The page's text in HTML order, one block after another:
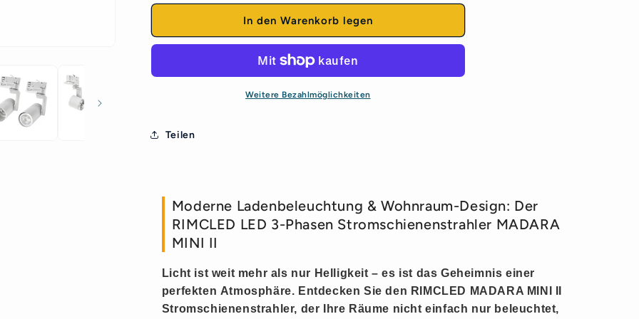
MINI
LED
Stromschienenstrahler
Phasen
MINI
LED
Stromschienenstrahler
Phasen
GU10
In den Warenkorb legen
Weitere Bezahlmöglichkeiten
Teilen
Moderne Ladenbeleuchtung & Wohnraum-Design: Der
RIMCLED LED 3-Phasen Stromschienenstrahler MADARA
MINI II
Licht ist weit mehr als nur Helligkeit – es ist das Geheimnis einer
perfekten Atmosphäre. Entdecken Sie den RIMCLED MADARA MINI II
Stromschienenstrahler, der Ihre Räume nicht einfach nur beleuchtet,